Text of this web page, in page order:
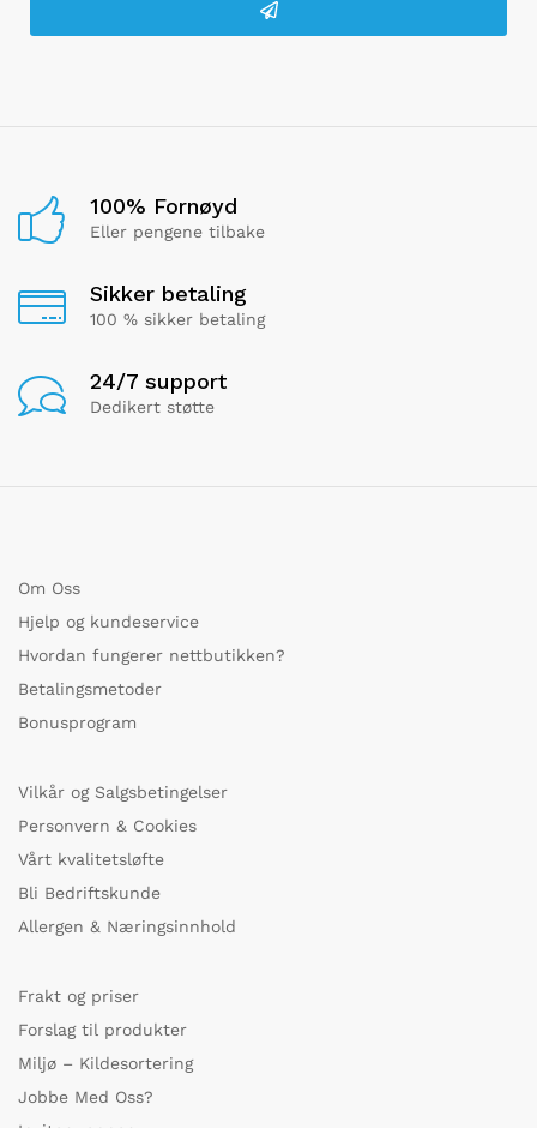
100% Fornøyd
Eller pengene tilbake
Sikker betaling
100 % sikker betaling
24/7 support
Dedikert støtte
Om Oss
Hjelp og kundeservice
Hvordan fungerer nettbutikken?
Betalingsmetoder
Bonusprogram
Vilkår og Salgsbetingelser
Personvern & Cookies
Vårt kvalitetsløfte
Bli Bedriftskunde
Allergen & Næringsinnhold
Frakt og priser
Forslag til produkter
Miljø – Kildesortering
Jobbe Med Oss?